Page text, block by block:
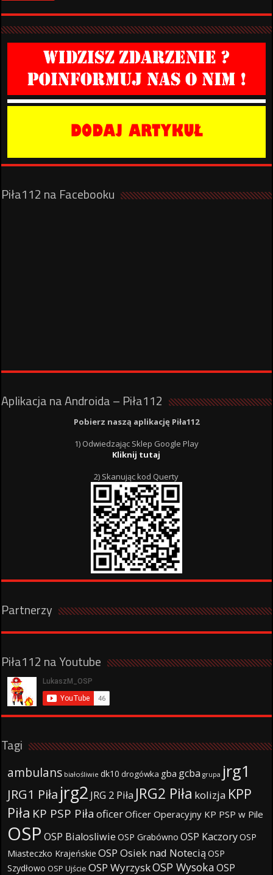
Piła112 na Facebooku
Aplikacja na Androida – Piła112
Pobierz naszą aplikację Piła112
1) Odwiedzając Sklep Google Play
Kliknij tutaj
2) Skanując kod Querty
Partnerzy
Piła112 na Youtube
Tagi
ambulans białośliwie dk10 drogówka gba gcba grupa jrg1
JRG1 Piła jrg2 JRG 2 Piła JRG2 Piła kolizja KPP
Piła KP PSP Piła oficerOficer Operacyjny KP PSP w Pile
OSP OSP Bialosliwie OSP Grabówno OSP KaczoryOSP
Miasteczko Krajeńskie OSP Osiek nad Notecią OSP
Szydłowo OSP Ujście OSP WyrzyskOSP WysokaOSP